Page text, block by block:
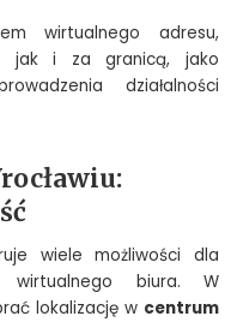
wirtualnego adresu,
jak i za granicą, jako
działalności
wiele możliwości dla
wirtualnego biura. W
lokalizację w centrum